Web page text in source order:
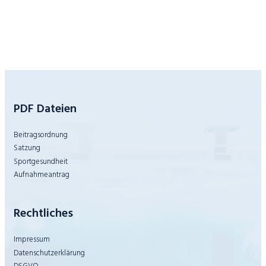
der
PDF Dateien
Beitragsordnung
Satzung
Sportgesundheit
Aufnahmeantrag
Rechtliches
Impressum
Datenschutzerklärung